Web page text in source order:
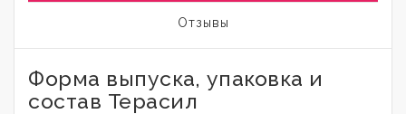
Отзывы
Форма выпуска, упаковка и
состав Терасил